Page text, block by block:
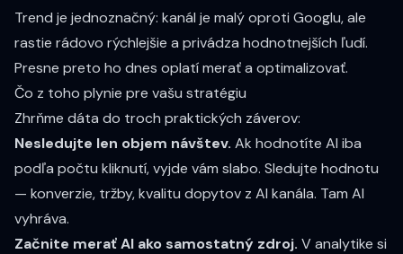
Trend je jednoznačný: kanál je malý oproti Googlu, ale
rastie rádovo rýchlejšie a privádza hodnotnejších ľudí.
Presne preto ho dnes oplatí merať a optimalizovať.
Čo z toho plynie pre vašu stratégiu
Zhrňme dáta do troch praktických záverov:
Nesledujte len objem návštev. Ak hodnotíte AI iba
podľa počtu kliknutí, vyjde vám slabo. Sledujte hodnotu
— konverzie, tržby, kvalitu dopytov z AI kanála. Tam AI
vyhráva.
Začnite merať AI ako samostatný zdroj. V analytike si